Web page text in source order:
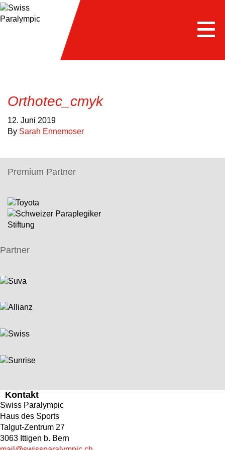
Orthotec_cmyk
12. Juni 2019
By Sarah Ennemoser
Premium Partner
Partner
Kontakt
Swiss Paralympic
Haus des Sports
Talgut-Zentrum 27
3063 Ittigen b. Bern